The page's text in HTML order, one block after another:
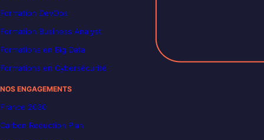
Formation DevOps
Formation Business Analyst
Formations en Big Data
Formations en Cybersécurité
NOS ENGAGEMENTS
France 2030
Carbon Reduction Plan